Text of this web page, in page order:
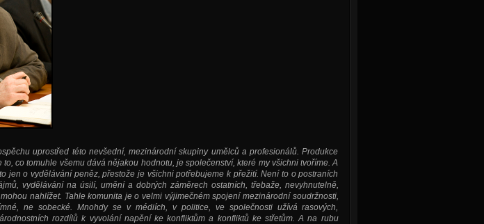
uprostřed této nevšední, mezinárodní skupiny umělců a profesionálů. Produkce
to, co tomuhle všemu dává nějakou hodnotu, je společenství, které my všichni tvoříme. A
jen o vydělávání peněz, přestože je všichni potřebujeme k přežití. Není to o postraních
vydělávání na úsilí, umění a dobrých záměrech ostatních, třebaže, nevyhnutelně,
nahlížet. Tahle komunita je o velmi výjimečném spojení mezinárodní soudržnosti,
ne sobecké. Mnohdy se v médiích, v politice, ve společnosti užívá rasových,
rozdílů k vyvolání napění ke konfliktům a konfliktů ke střetům. A na rubu